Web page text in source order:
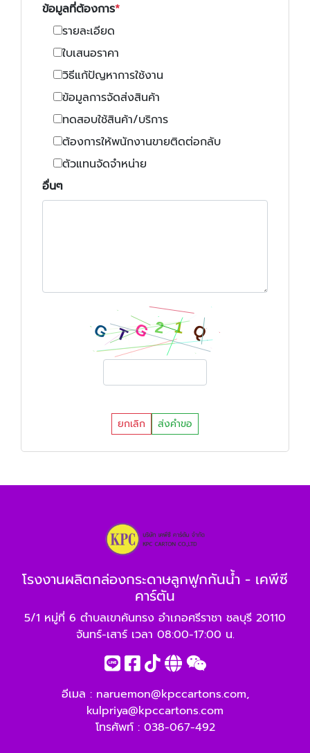
ข้อมูลที่ต้องการ
รายละเอียด
ใบเสนอราคา
วิธีแก้ปัญหาการใช้งาน
ข้อมูลการจัดส่งสินค้า
ทดสอบใช้สินค้า/บริการ
ต้องการให้พนักงานขายติดต่อกลับ
ตัวแทนจัดจำหน่าย
อื่นๆ
ยกเลิก ส่งคำขอ
โรงงานผลิตกล่องกระดาษลูกฟูกกันน้ำ - เคพีซี
คาร์ตัน
5/1 หมู่ที่ 6 ตำบลเขาคันทรง อำเภอศรีราชา ชลบุรี 20110
จันทร์-เสาร์ เวลา 08:00-17:00 น.
อีเมล : naruemon@kpccartons.com,
kulpriya@kpccartons.com
โทรศัพท์ : 038-067-492